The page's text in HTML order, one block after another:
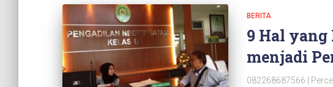
BERITA
9 Hal
menjadi
082268687566 |